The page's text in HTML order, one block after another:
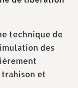
technique de
des
et